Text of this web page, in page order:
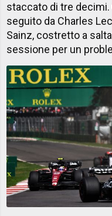
staccato di tre decimi.
seguito da Charles
Sainz, costretto a
sessione per un